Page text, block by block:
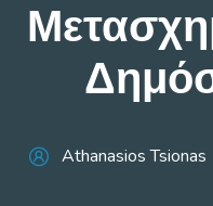
Athanasios Tsionas